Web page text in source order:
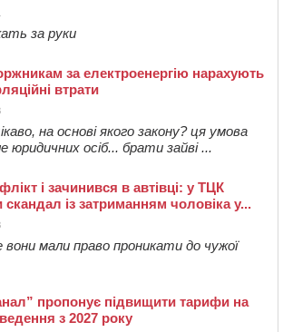
за руки
за електроенергію нарахують
втрати
на основі якого закону? ця умова
осіб... брати зайві ...
і зачинився в автівці: у ТЦК
із затриманням чоловіка у...
вони мали право проникати до чужої
пропонує підвищити тарифи на
з 2027 року